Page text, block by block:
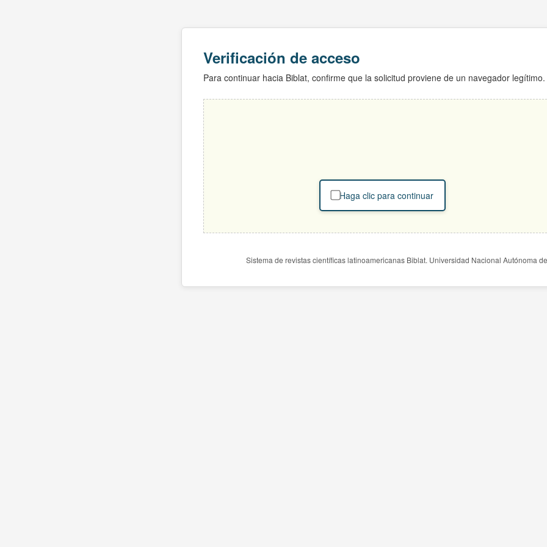
Verificación de acceso
Para continuar hacia Biblat, confirme que la solicitud proviene de un navegador legítimo.
Haga clic para continuar
Sistema de revistas científicas latinoamericanas Biblat. Universidad Nacional Autónoma